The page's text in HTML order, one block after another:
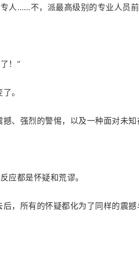
人……不，派最高级别的专业人员前
！”
。
、强烈的警惕，以及一种面对未知
应都是怀疑和荒谬。
，所有的怀疑都化为了同样的震撼